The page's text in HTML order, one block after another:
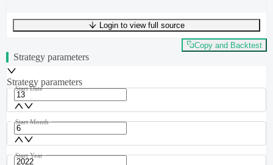
UTF-8271 bytes36 words0 linesLn 1,Col 0
Login to view full source
Copy and Backtest
Strategy parameters
Strategy parameters
Start Date
Start Month
Start Year